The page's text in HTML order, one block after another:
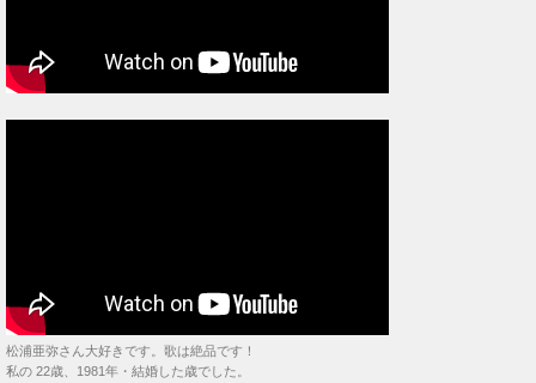
松浦亜弥さん大好きです。歌は絶品です！
私の 22歳、1981年・結婚した歳でした。